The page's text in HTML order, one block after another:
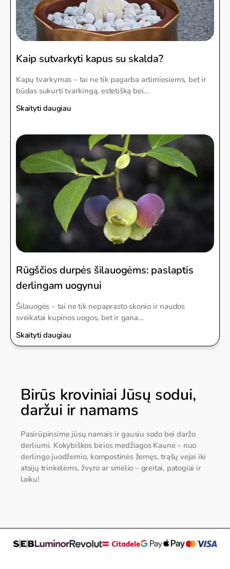
Kaip sutvarkyti kapus su skalda?
Kapų tvarkymas – tai ne tik pagarba artimiesiems, bet ir
būdas sukurti tvarkingą, estetišką bei...
Skaityti daugiau
Rūgščios durpės šilauogėms: paslaptis
derlingam uogynui
Šilauogės – tai ne tik nepaprasto skonio ir naudos
sveikatai kupinos uogos, bet ir gana...
Skaityti daugiau
Birūs kroviniai Jūsų sodui,
daržui ir namams
Pasirūpinsime jūsų namais ir gausiu sodo bei daržo
derliumi. Kokybiškos birios medžiagos Kaune – nuo
derlingo juodžemio, kompostinės žemęs, trąšų vejai iki
atsijų trinkelėms, žvyro ar smėlio – greitai, patogiai ir
laiku!